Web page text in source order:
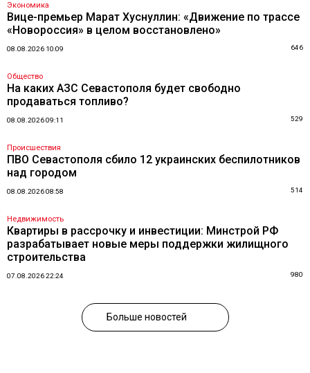
Экономика
Вице-премьер Марат Хуснуллин: «Движение по трассе
«Новороссия» в целом восстановлено»
08.08.2026 10:09 646
Общество
На каких АЗС Севастополя будет свободно
продаваться топливо?
08.08.2026 09:11 529
Происшествия
ПВО Севастополя сбило 12 украинских беспилотников
над городом
08.08.2026 08:58 514
Недвижимость
Квартиры в рассрочку и инвестиции: Минстрой РФ
разрабатывает новые меры поддержки жилищного
строительства
07.08.2026 22:24 980
Больше новостей